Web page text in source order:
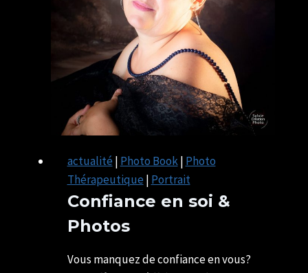
actualité | Photo Book| Photo
Thérapeutique | Portrait
Confiance en soi &
Photos
CHATELAIS
Vous manquez de confiance en vous?